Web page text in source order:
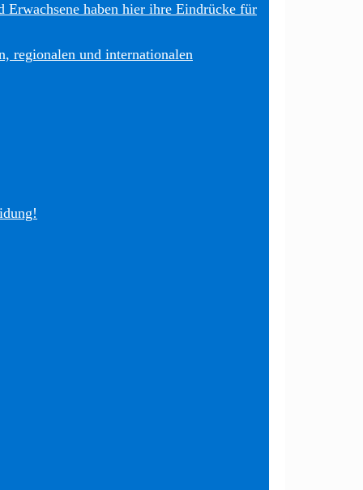
Erwachsene haben hier ihre Eindrücke für
regionalen und internationalen